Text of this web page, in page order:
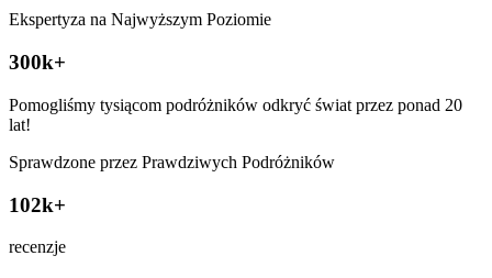
Ekspertyza na Najwyższym Poziomie
300k+
Pomogliśmy tysiącom podróżników odkryć świat przez ponad 20
lat!
Sprawdzone przez Prawdziwych Podróżników
102k+
recenzje